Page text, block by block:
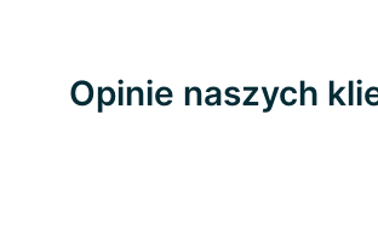
Opinie naszych